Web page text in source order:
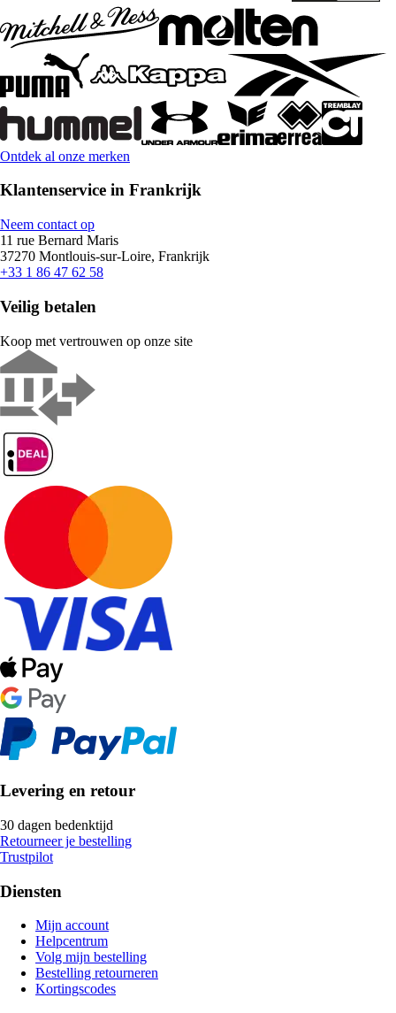
Ontdek al onze merken
Klantenservice in Frankrijk
Neem contact op
11 rue Bernard Maris
37270 Montlouis-sur-Loire, Frankrijk
+33 1 86 47 62 58
Veilig betalen
Koop met vertrouwen op onze site
Levering en retour
30 dagen bedenktijd
Retourneer je bestelling
Trustpilot
Diensten
Mijn account
Helpcentrum
Volg mijn bestelling
Bestelling retourneren
Kortingscodes